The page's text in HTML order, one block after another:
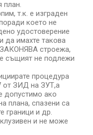
т.к. е изграден
което не
удостоверение
да имахте такова
строежа,
същият не подлежи
процедура
от ЗИД на ЗУТ,а
допустимо ако
плана, спазени са
граници и др.
и не може